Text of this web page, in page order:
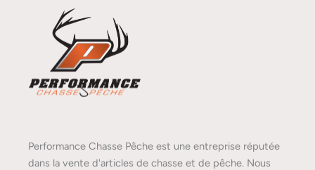
Performance Chasse Pêche est une entreprise réputée
dans la vente d'articles de chasse et de pêche. Nous